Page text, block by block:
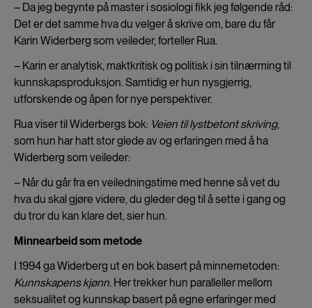
– Da jeg begynte på master i sosiologi fikk jeg følgende råd:
Det er det samme hva du velger å skrive om, bare du får
Karin Widerberg som veileder, forteller Rua.
– Karin er analytisk, maktkritisk og politisk i sin tilnærming til
kunnskapsproduksjon. Samtidig er hun nysgjerrig,
utforskende og åpen for nye perspektiver.
Rua viser til Widerbergs bok: Veien til lystbetont skriving,
som hun har hatt stor glede av og erfaringen med å ha
Widerberg som veileder:
– Når du går fra en veiledningstime med henne så vet du
hva du skal gjøre videre, du gleder deg til å sette i gang og
du tror du kan klare det, sier hun.
Minnearbeid som metode
I 1994 ga Widerberg ut en bok basert på minnemetoden:
Kunnskapens kjønn. Her trekker hun paralleller mellom
seksualitet og kunnskap basert på egne erfaringer med